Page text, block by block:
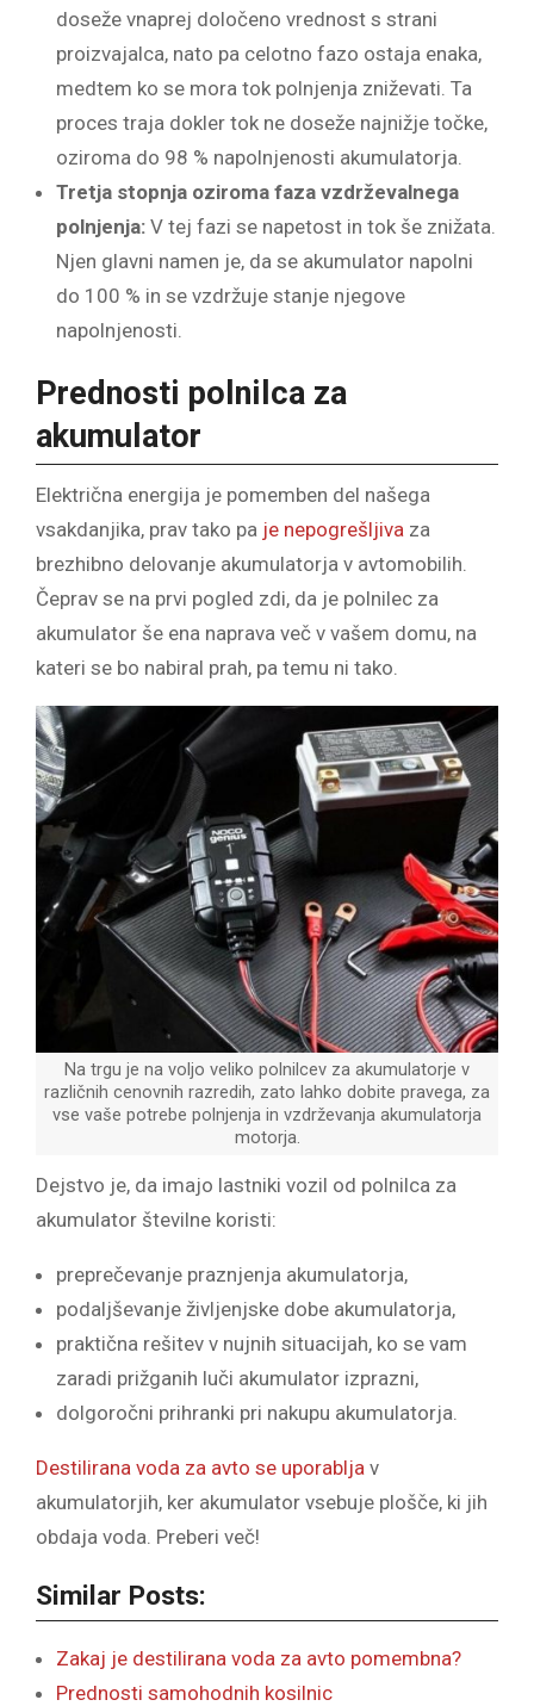
doseže vnaprej določeno vrednost s strani
proizvajalca, nato pa celotno fazo ostaja enaka,
medtem ko se mora tok polnjenja zniževati. Ta
proces traja dokler tok ne doseže najnižje točke,
oziroma do 98 % napolnjenosti akumulatorja.
Tretja stopnja oziroma faza vzdrževalnega
polnjenja: V tej fazi se napetost in tok še znižata.
Njen glavni namen je, da se akumulator napolni
do 100 % in se vzdržuje stanje njegove
napolnjenosti.
Prednosti polnilca za
akumulator
Električna energija je pomemben del našega
vsakdanjika, prav tako pa je nepogrešljiva za
brezhibno delovanje akumulatorja v avtomobilih.
Čeprav se na prvi pogled zdi, da je polnilec za
akumulator še ena naprava več v vašem domu, na
kateri se bo nabiral prah, pa temu ni tako.
Na trgu je na voljo veliko polnilcev za akumulatorje v
različnih cenovnih razredih, zato lahko dobite pravega, za
vse vaše potrebe polnjenja in vzdrževanja akumulatorja
motorja.
Dejstvo je, da imajo lastniki vozil od polnilca za
akumulator številne koristi:
preprečevanje praznjenja akumulatorja,
podaljševanje življenjske dobe akumulatorja,
praktična rešitev v nujnih situacijah, ko se vam
zaradi prižganih luči akumulator izprazni,
dolgoročni prihranki pri nakupu akumulatorja.
Destilirana voda za avto se uporablja v
akumulatorjih, ker akumulator vsebuje plošče, ki jih
obdaja voda. Preberi več!
Similar Posts:
Zakaj je destilirana voda za avto pomembna?
Prednosti samohodnih kosilnic